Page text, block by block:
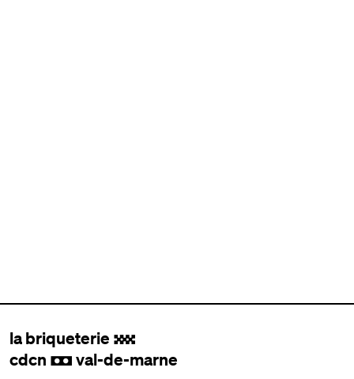
la briqueterie .
cdcn , val-de-marne